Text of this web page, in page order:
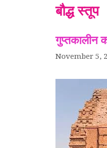
बौद्ध स्तूप
गुप्तकालीन
November 5,